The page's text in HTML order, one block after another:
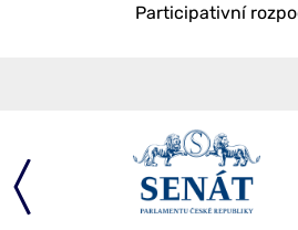
Participativní